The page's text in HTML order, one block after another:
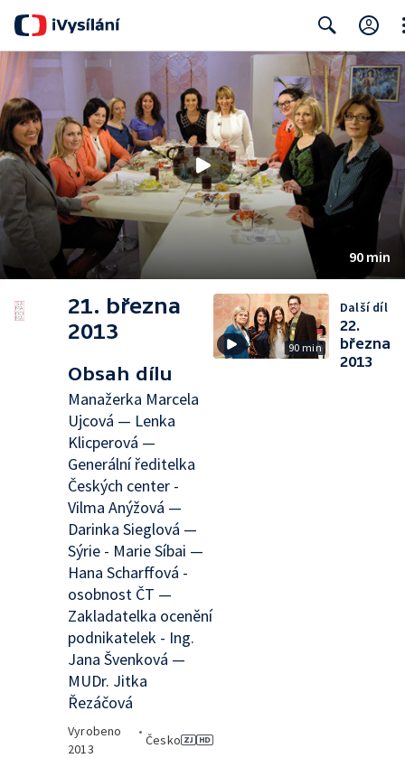
Search
90 min
21. března
2013
Obsah dílu
Manažerka Marcela
Ujcová — Lenka
Klicperová —
Generální ředitelka
Českých center -
Vilma Anýžová —
Darinka Sieglová —
Sýrie - Marie Síbai —
Hana Scharffová -
osobnost ČT —
Zakladatelka ocenění
podnikatelek - Ing.
Jana Švenková —
MUDr. Jitka
Řezáčová
Vyrobeno
2013
•
Česko
90 min
Další díl
22.
března
2013